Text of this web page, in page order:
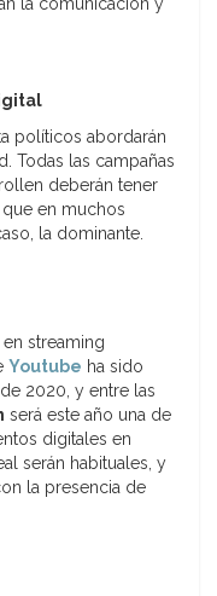
la comunicación y
políticos abordarán
Todas las campañas
deberán tener
en muchos
la dominante.
streaming
Youtube ha sido
2020, y entre las
será este año una de
digitales en
serán habituales, y
la presencia de